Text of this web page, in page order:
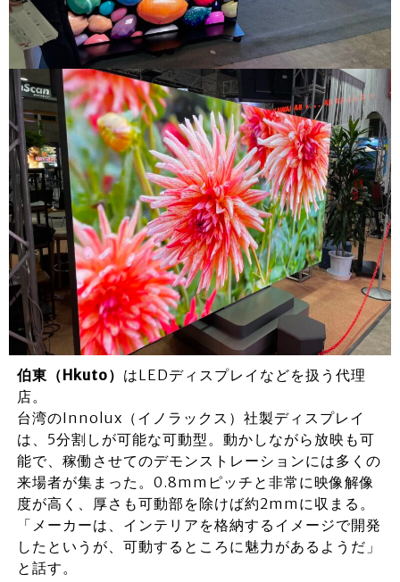
伯東（Hkuto） はLEDディスプレイなどを扱う代理
店。
台湾のInnolux（イノラックス）社製ディスプレイ
は、5分割しが可能な可動型。動かしながら放映も可
能で、稼働させてのデモンストレーションには多くの
来場者が集まった。0.8mmピッチと非常に映像解像
度が高く、厚さも可動部を除けば約2mmに収まる。
「メーカーは、インテリアを格納するイメージで開発
したというが、可動するところに魅力があるようだ」
と話す。